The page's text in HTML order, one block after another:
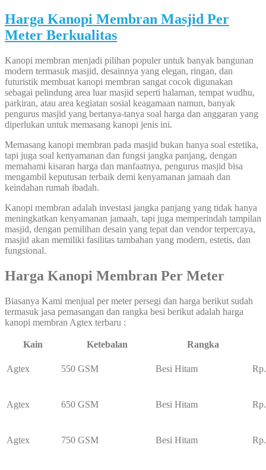
Harga Kanopi Membran Masjid Per
Meter Berkualitas
Kanopi membran menjadi pilihan populer untuk banyak bangunan
modern termasuk masjid, desainnya yang elegan, ringan, dan
futuristik membuat kanopi membran sangat cocok digunakan
sebagai pelindung area luar masjid seperti halaman, tempat wudhu,
parkiran, atau area kegiatan sosial keagamaan namun, banyak
pengurus masjid yang bertanya-tanya soal harga dan anggaran yang
diperlukan untuk memasang kanopi jenis ini.
Memasang kanopi membran pada masjid bukan hanya soal estetika,
tapi juga soal kenyamanan dan fungsi jangka panjang, dengan
memahami kisaran harga dan manfaatnya, pengurus masjid bisa
mengambil keputusan terbaik demi kenyamanan jamaah dan
keindahan rumah ibadah.
Kanopi membran adalah investasi jangka panjang yang tidak hanya
meningkatkan kenyamanan jamaah, tapi juga memperindah tampilan
masjid, dengan pemilihan desain yang tepat dan vendor terpercaya,
masjid akan memiliki fasilitas tambahan yang modern, estetis, dan
fungsional.
Harga Kanopi Membran Per Meter
Biasanya Kami menjual per meter persegi dan harga berikut sudah
termasuk jasa pemasangan dan rangka besi berikut adalah harga
kanopi membran Agtex terbaru :
Kain Ketebalan Rangka
Agtex 550 GSM Besi Hitam
Agtex 650 GSM Besi Hitam
Agtex 750 GSM Besi Hitam